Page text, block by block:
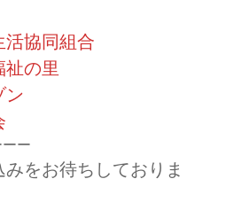
活協同組合
祉の里
ン
ー
をお待ちしておりま